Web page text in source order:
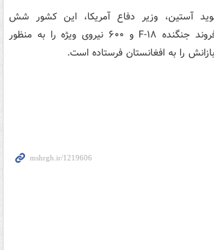
آستین، وزیر دفاع آمریکا، این کشور شش
بمب‌افکن ۵۲-B، ۱۲ فروند جنگنده‌ F-۱۸ و ۶۰۰ نیروی ویژه را به منظور
را به افغانستان فرستاده است.